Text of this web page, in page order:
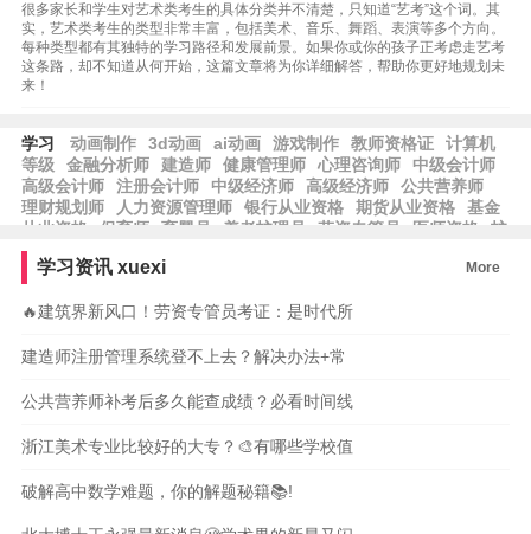
很多家长和学生对艺术类考生的具体分类并不清楚，只知道“艺考”这个词。其
实，艺术类考生的类型非常丰富，包括美术、音乐、舞蹈、表演等多个方向。
每种类型都有其独特的学习路径和发展前景。如果你或你的孩子正考虑走艺考
这条路，却不知道从何开始，这篇文章将为你详细解答，帮助你更好地规划未
来！
学习 动画制作 3d动画 ai动画 游戏制作 教师资格证
计算机
等级
金融分析师 建造师 健康管理师 心理咨询师
中级会计师
高级会计师
注册会计师 中级经济师 高级经济师
公共营养师
理财规划师
人力资源管理师 银行从业资格 期货从业资格
基金
从业资格
保育师 育婴员 养老护理员 劳资专管员 医师资格
护
士资格
学习资讯 xuexi More
🔥建筑界新风口！劳资专管员考证：是时代所
建造师注册管理系统登不上去？解决办法+常
公共营养师补考后多久能查成绩？必看时间线
浙江美术专业比较好的大专？🎨有哪些学校值
破解高中数学难题，你的解题秘籍📚!